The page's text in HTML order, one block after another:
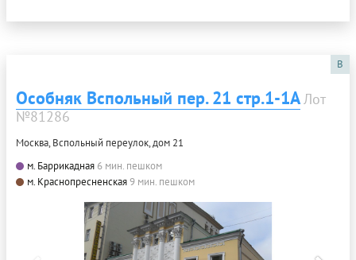
B
Особняк Вспольный пер. 21 стр.1-1А Лот
№81286
Москва, Вспольный переулок, дом 21
м. Баррикадная 6 мин. пешком
м. Краснопресненская9 мин. пешком